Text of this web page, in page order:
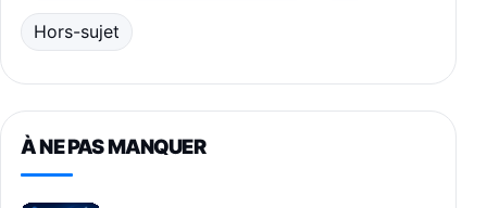
Hors-sujet
À NE PAS MANQUER